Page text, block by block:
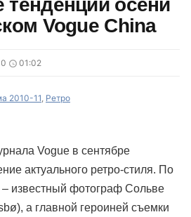
тенденции осени
Vogue China
01:02
2010-11, Ретро
Vogue в сентябре
актуального ретро-стиля. По
– известный фотограф Сольве
а главной героиней съемки